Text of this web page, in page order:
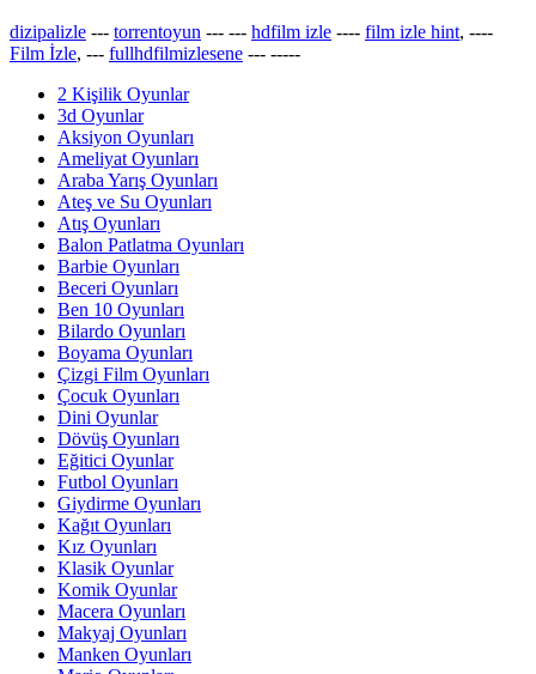
dizipalizle --- torrentoyun --- --- hdfilm izle ---- film izle hint, ----
Film İzle, --- fullhdfilmizlesene --- -----
2 Kişilik Oyunlar
3d Oyunlar
Aksiyon Oyunları
Ameliyat Oyunları
Araba Yarış Oyunları
Ateş ve Su Oyunları
Atış Oyunları
Balon Patlatma Oyunları
Barbie Oyunları
Beceri Oyunları
Ben 10 Oyunları
Bilardo Oyunları
Boyama Oyunları
Çizgi Film Oyunları
Çocuk Oyunları
Dini Oyunlar
Dövüş Oyunları
Eğitici Oyunlar
Futbol Oyunları
Giydirme Oyunları
Kağıt Oyunları
Kız Oyunları
Klasik Oyunlar
Komik Oyunlar
Macera Oyunları
Makyaj Oyunları
Manken Oyunları